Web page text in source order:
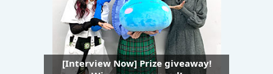
[Interview Now] Prize giveaway!